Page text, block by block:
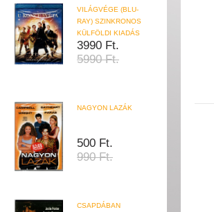
VILÁGVÉGE (BLU-
RAY) SZINKRONOS
KÜLFÖLDI KIADÁS
3990 Ft.
5990 Ft.
NAGYON LAZÁK
500 Ft.
990 Ft.
CSAPDÁBAN